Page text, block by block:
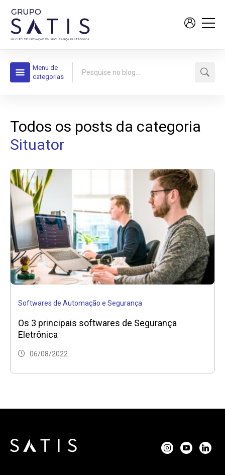
Menu de
categorias
Todos os posts da categoria
Situator
Softwares de Automação e Segurança
Os 3 principais softwares de Segurança
Eletrônica
06/08/2022